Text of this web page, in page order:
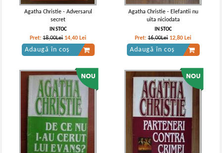
Agatha Christie - Adversarul
secret
IN STOC
Pret:18,00Lei 14,40 Lei
Adaugă în coș
Agatha Christie - Elefantii nu
uita niciodata
IN STOC
Pret:16,00Lei 12,80 Lei
Adaugă în coș